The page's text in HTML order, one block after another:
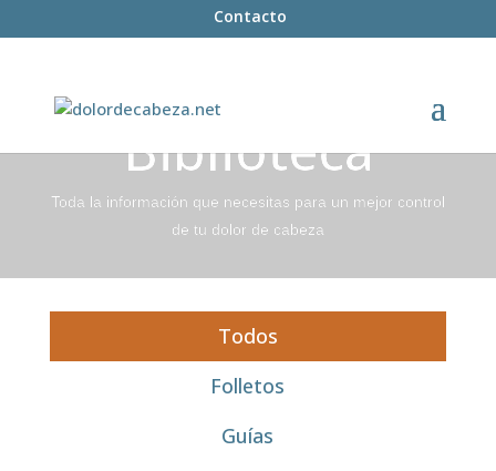
Contacto
Biblioteca
Toda la información que necesitas para un mejor control
de tu dolor de cabeza
Todos
Folletos
Guías